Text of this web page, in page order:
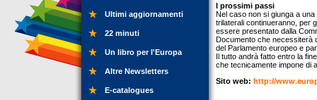
Ultimi aggiornamenti
22 minuti
Un libro per l'Europa
Altre Newsletters
E-catalogues
I prossimi passi
Nel caso non si giunga a
trilaterali continueranno, per
essere presentato dalla
Documento che necessiterà
del Parlamento europeo e
Il tutto andrà fatto entro la
che tecnicamente impone di
Sito web: http://